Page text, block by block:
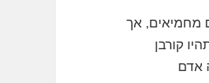
מחמיאים, אך
קורבן
אדם